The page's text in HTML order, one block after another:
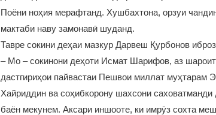
Поёни ноҳия мерафтанд. Хушбахтона, орзуи
мактаби наву замонавӣ шуданд.
Тавре сокини деҳаи мазкур Дарвеш Қурбонов
– Мо – сокинони деҳоти Исмат Шарифов, аз
дастгириҳои пайвастаи Пешвои миллат
Хайриддин ва соҳибкорону шахсони
баён мекунем. Аксари иншооте, ки имрӯз сохта